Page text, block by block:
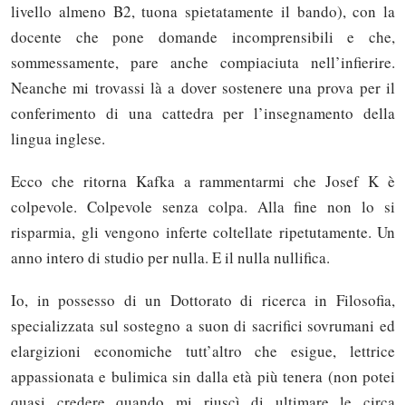
livello almeno B2, tuona spietatamente il bando), con la
docente che pone domande incomprensibili e che,
sommessamente, pare anche compiaciuta nell’infierire.
Neanche mi trovassi là a dover sostenere una prova per il
conferimento di una cattedra per l’insegnamento della
lingua inglese.
Ecco che ritorna Kafka a rammentarmi che Josef K è
colpevole. Colpevole senza colpa. Alla fine non lo si
risparmia, gli vengono inferte coltellate ripetutamente. Un
anno intero di studio per nulla. E il nulla nullifica.
Io, in possesso di un Dottorato di ricerca in Filosofia,
specializzata sul sostegno a suon di sacrifici sovrumani ed
elargizioni economiche tutt’altro che esigue, lettrice
appassionata e bulimica sin dalla età più tenera (non potei